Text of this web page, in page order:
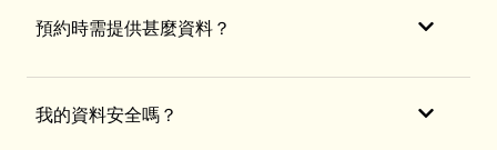
預約時需提供甚麼資料？
我的資料安全嗎？